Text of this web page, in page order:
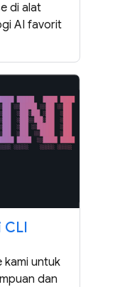
di alat
AI favorit
CLI
kami untuk
dan